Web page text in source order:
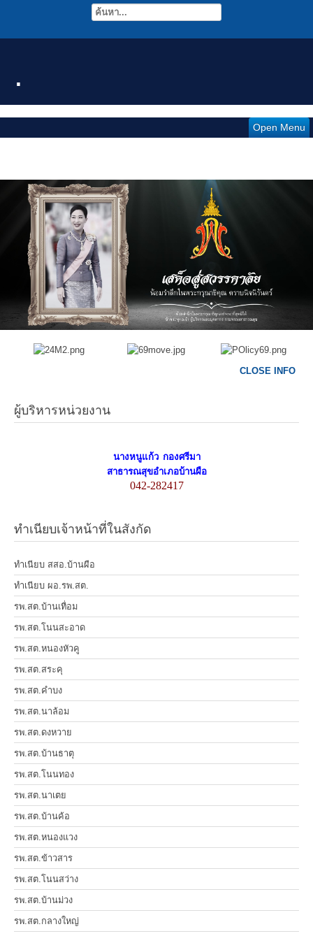
.
Open Menu
ผู้บริหารหน่วยงาน
นางหนูแก้ว กองศรีมา
สาธารณสุขอำเภอบ้านผือ
042-282417
ทำเนียบเจ้าหน้าที่ในสังกัด
ทำเนียบ สสอ.บ้านผือ
ทำเนียบ ผอ.รพ.สต.
รพ.สต.บ้านเทื่อม
รพ.สต.โนนสะอาด
รพ.สต.หนองหัวคู
รพ.สต.สระคุ
รพ.สต.คำบง
รพ.สต.นาล้อม
รพ.สต.ดงหวาย
รพ.สต.บ้านธาตุ
รพ.สต.โนนทอง
รพ.สต.นาเตย
รพ.สต.บ้านค้อ
รพ.สต.หนองแวง
รพ.สต.ข้าวสาร
รพ.สต.โนนสว่าง
รพ.สต.บ้านม่วง
รพ.สต.กลางใหญ่
CLOSE INFO